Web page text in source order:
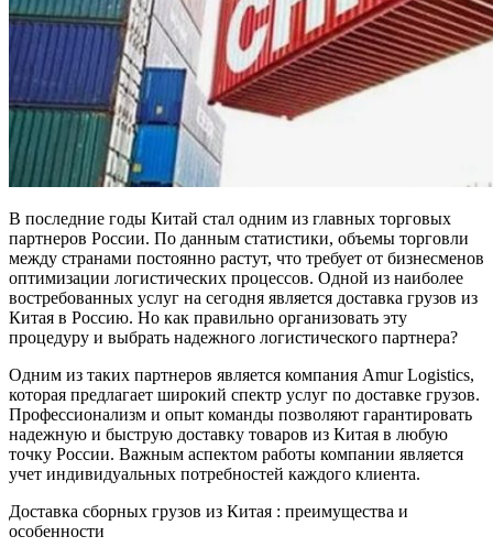
В последние годы Китай стал одним из главных торговых
партнеров России. По данным статистики, объемы торговли
между странами постоянно растут, что требует от бизнесменов
оптимизации логистических процессов. Одной из наиболее
востребованных услуг на сегодня является доставка грузов из
Китая в Россию. Но как правильно организовать эту
процедуру и выбрать надежного логистического партнера?
Одним из таких партнеров является компания Amur Logistics,
которая предлагает широкий спектр услуг по доставке грузов.
Профессионализм и опыт команды позволяют гарантировать
надежную и быструю доставку товаров из Китая в любую
точку России. Важным аспектом работы компании является
учет индивидуальных потребностей каждого клиента.
Доставка сборных грузов из Китая : преимущества и
особенности